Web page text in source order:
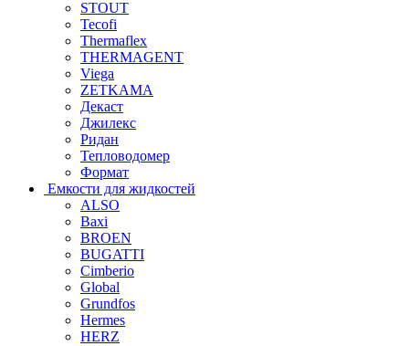
STOUT
Tecofi
Thermaflex
THERMAGENT
Viega
ZETKAMA
Декаст
Джилекс
Ридан
Тепловодомер
Формат
Емкости для жидкостей
ALSO
Baxi
BROEN
BUGATTI
Cimberio
Global
Grundfos
Hermes
HERZ